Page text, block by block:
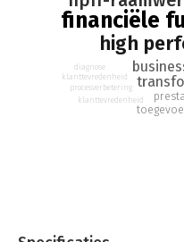
toegevoegde waarde brengt.
financiële
high
klanttevredenheid
procesverbetering
klanttevredenheid
diagnose